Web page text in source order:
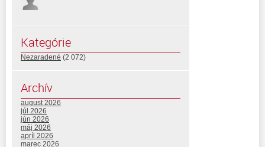
Kategórie
Nezaradené (2 072)
Archív
august 2026
júl 2026
jún 2026
máj 2026
apríl 2026
marec 2026